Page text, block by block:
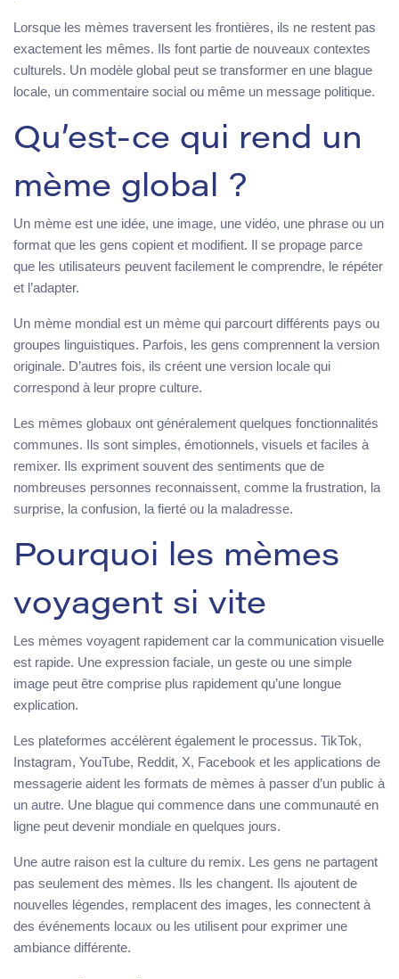
Lorsque les mèmes traversent les frontières, ils ne restent pas
exactement les mêmes. Ils font partie de nouveaux contextes
culturels. Un modèle global peut se transformer en une blague
locale, un commentaire social ou même un message politique.
Qu’est-ce qui rend un
mème global ?
Un mème est une idée, une image, une vidéo, une phrase ou un
format que les gens copient et modifient. Il se propage parce
que les utilisateurs peuvent facilement le comprendre, le répéter
et l’adapter.
Un mème mondial est un mème qui parcourt différents pays ou
groupes linguistiques. Parfois, les gens comprennent la version
originale. D’autres fois, ils créent une version locale qui
correspond à leur propre culture.
Les mèmes globaux ont généralement quelques fonctionnalités
communes. Ils sont simples, émotionnels, visuels et faciles à
remixer. Ils expriment souvent des sentiments que de
nombreuses personnes reconnaissent, comme la frustration, la
surprise, la confusion, la fierté ou la maladresse.
Pourquoi les mèmes
voyagent si vite
Les mèmes voyagent rapidement car la communication visuelle
est rapide. Une expression faciale, un geste ou une simple
image peut être comprise plus rapidement qu’une longue
explication.
Les plateformes accélèrent également le processus. TikTok,
Instagram, YouTube, Reddit, X, Facebook et les applications de
messagerie aident les formats de mèmes à passer d’un public à
un autre. Une blague qui commence dans une communauté en
ligne peut devenir mondiale en quelques jours.
Une autre raison est la culture du remix. Les gens ne partagent
pas seulement des mèmes. Ils les changent. Ils ajoutent de
nouvelles légendes, remplacent des images, les connectent à
des événements locaux ou les utilisent pour exprimer une
ambiance différente.